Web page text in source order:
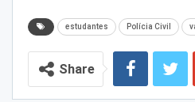
estudantes Polícia Civil
Share